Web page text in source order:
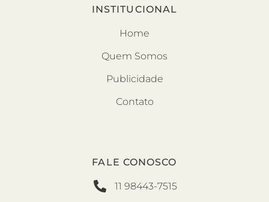
INSTITUCIONAL
Home
Quem Somos
Publicidade
Contato
FALE CONOSCO
11 98443-7515